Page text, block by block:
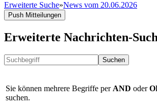
Erweiterte Suche»News vom 20.06.2026
Push Mitteilungen
Erweiterte Nachrichten-
Suchen
Sie können mehrere Begriffe per AND oder
suchen.